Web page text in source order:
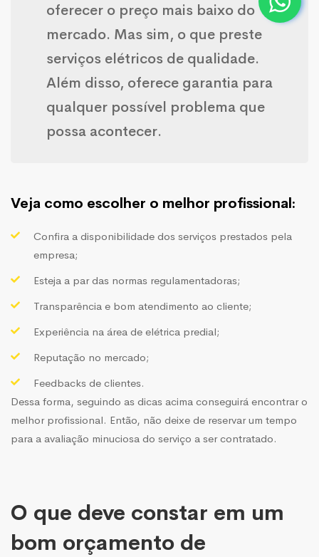
oferecer o preço mais baixo do
mercado. Mas sim, o que preste
serviços elétricos de qualidade.
Além disso, oferece garantia para
qualquer possível problema que
possa acontecer.
Veja como escolher o melhor profissional:
Confira a disponibilidade dos serviços prestados pela
empresa;
Esteja a par das normas regulamentadoras;
Transparência e bom atendimento ao cliente;
Experiência na área de elétrica predial;
Reputação no mercado;
Feedbacks de clientes.
Dessa forma, seguindo as dicas acima conseguirá encontrar o
melhor profissional. Então, não deixe de reservar um tempo
para a avaliação minuciosa do serviço a ser contratado.
O que deve constar em um
bom orçamento de